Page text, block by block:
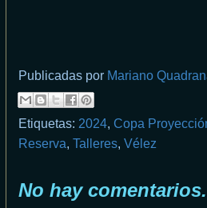
Publicadas por Mariano
Etiquetas: 2024, Copa
Reserva, Talleres, Vélez
No hay